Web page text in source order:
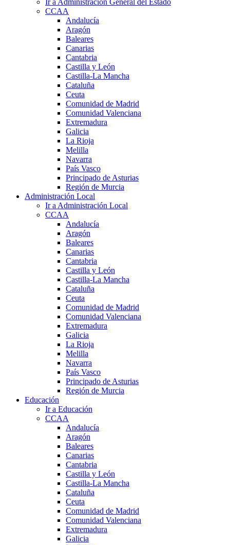
CCAA
Andalucía
Aragón
Baleares
Canarias
Cantabria
Castilla y León
Castilla-La Mancha
Cataluña
Ceuta
Comunidad de Madrid
Comunidad Valenciana
Extremadura
Galicia
La Rioja
Melilla
Navarra
País Vasco
Principado de Asturias
Región de Murcia
Administración Local
Ir a Administración Local
CCAA
Andalucía
Aragón
Baleares
Canarias
Cantabria
Castilla y León
Castilla-La Mancha
Cataluña
Ceuta
Comunidad de Madrid
Comunidad Valenciana
Extremadura
Galicia
La Rioja
Melilla
Navarra
País Vasco
Principado de Asturias
Región de Murcia
Educación
Ir a Educación
CCAA
Andalucía
Aragón
Baleares
Canarias
Cantabria
Castilla y León
Castilla-La Mancha
Cataluña
Ceuta
Comunidad de Madrid
Comunidad Valenciana
Extremadura
Galicia